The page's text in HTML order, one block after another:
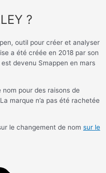
?
outil pour créer et analyser
a été créée en 2018 par son
devenu Smappen en mars
nom pour des raisons de
marque n’a pas été rachetée
le changement de nom sur le